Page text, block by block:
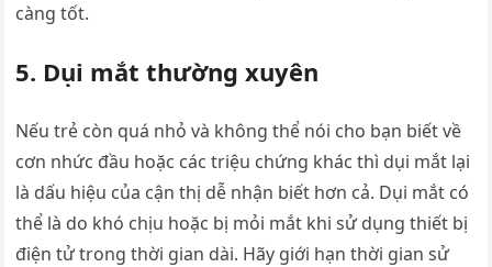
càng tốt.
5. Dụi mắt thường xuyên
Nếu trẻ còn quá nhỏ và không thể nói cho bạn biết về
cơn nhức đầu hoặc các triệu chứng khác thì dụi mắt lại
là dấu hiệu của cận thị dễ nhận biết hơn cả. Dụi mắt có
thể là do khó chịu hoặc bị mỏi mắt khi sử dụng thiết bị
điện tử trong thời gian dài. Hãy giới hạn thời gian sử